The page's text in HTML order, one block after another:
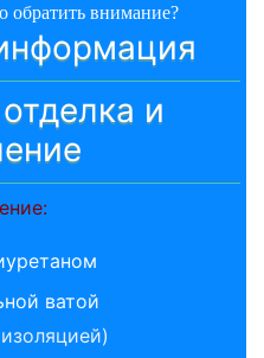
обратить внимание?
и
ватой